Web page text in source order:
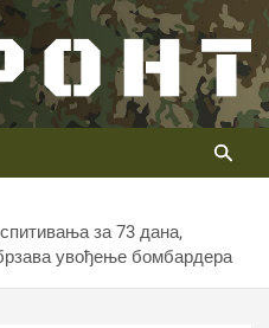
за 73 дана,
увођење бомбардера